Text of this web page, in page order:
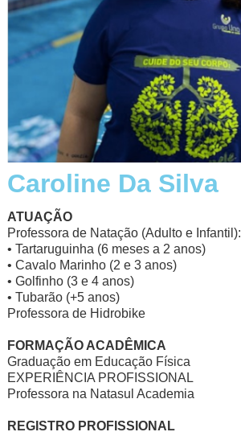
Caroline Da Silva
ATUAÇÃO
Professora de Natação (Adulto e Infantil):
• Tartaruguinha (6 meses a 2 anos)
• Cavalo Marinho (2 e 3 anos)
• Golfinho (3 e 4 anos)
• Tubarão (+5 anos)
Professora de Hidrobike
FORMAÇÃO ACADÊMICA
Graduação em Educação Física
EXPERIÊNCIA PROFISSIONAL
Professora na Natasul Academia
REGISTRO PROFISSIONAL